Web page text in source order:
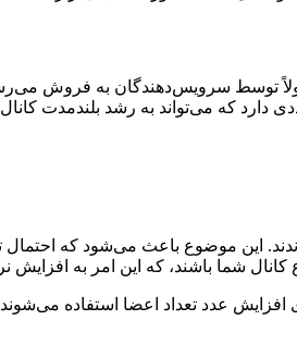
توسط سرویس‌دهندگان به فروش
دارد که می‌تواند به رشد بلندمدت
این موضوع باعث می‌شود که احتمال
شما باشند، که این امر به
افزایش عدد تعداد اعضا استفاده